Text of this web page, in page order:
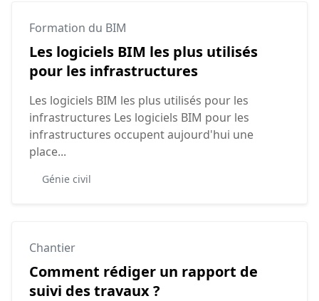
Formation du BIM
Les logiciels BIM les plus utilisés
pour les infrastructures
Les logiciels BIM les plus utilisés pour les
infrastructures Les logiciels BIM pour les
infrastructures occupent aujourd'hui une
place...
Génie civil
Chantier
Comment rédiger un rapport de
suivi des travaux ?